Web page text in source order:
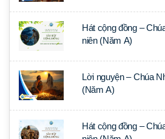
Hát cộng đồng –
niên (Năm A)
Lời nguyện – Chúa
(Năm A)
Hát cộng đồng –